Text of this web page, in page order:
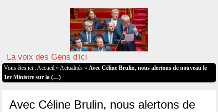
La voix des Gens d'ici
Vous êtes ici : Accueil » Actualités» Avec Céline Brulin, nous alertons de nouveau le
1er Ministre sur la (…)
Avec Céline Brulin, nous alertons de